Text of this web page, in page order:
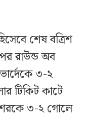
শেষ বত্রিশ
রাউন্ড অব
৩-২
টিকিট কাটে
৩-২ গোলে